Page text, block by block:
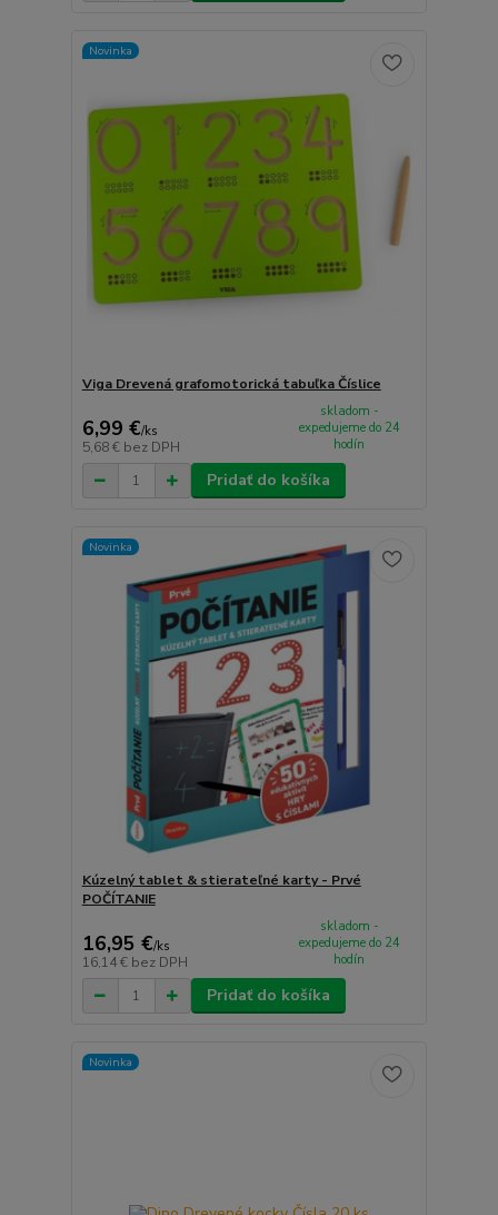
Novinka
Viga Drevená grafomotorická tabuľka Číslice
6,99 €/ks
5,68 € bez DPH
skladom -
expedujeme do 24
hodín
Pridať do košíka
Novinka
Kúzelný tablet & stierateľné karty - Prvé
POČÍTANIE
16,95 €/ks
16,14 € bez DPH
skladom -
expedujeme do 24
hodín
Pridať do košíka
Novinka